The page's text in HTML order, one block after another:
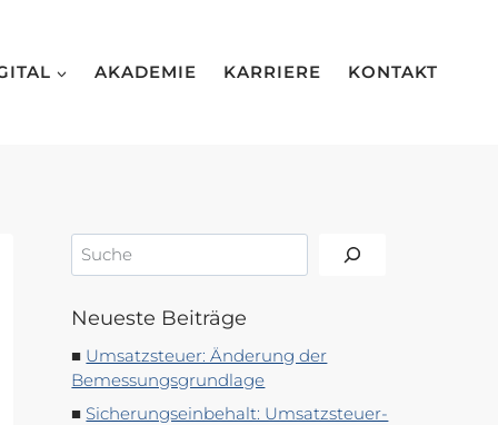
AKADEMIE KARRIERE KONTAKT
Suchen
Neueste Beiträge
Umsatzsteuer: Änderung der
Bemessungsgrundlage
Sicherungseinbehalt: Umsatzsteuer-